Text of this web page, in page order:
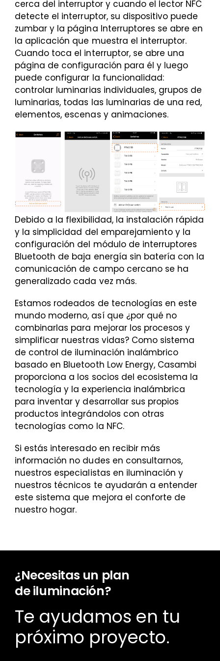
cerca del interruptor y cuando el lector NFC
detecte el interruptor, su dispositivo puede
zumbar y la página Interruptores se abre en
la aplicación que muestra el interruptor.
Cuando toca el interruptor, se abre una
página de configuración para él y luego
puede configurar la funcionalidad:
controlar luminarias individuales, grupos de
luminarias, todas las luminarias de una red,
elementos, escenas y animaciones.
Debido a la flexibilidad, la instalación rápida
y la simplicidad del emparejamiento y la
configuración del módulo de interruptores
Bluetooth de baja energía sin batería con la
comunicación de campo cercano se ha
generalizado cada vez más.
Estamos rodeados de tecnologías en este
mundo moderno, así que ¿por qué no
combinarlas para mejorar los procesos y
simplificar nuestras vidas? Como sistema
de control de iluminación inalámbrico
basado en Bluetooth Low Energy, Casambi
proporciona a los socios del ecosistema la
tecnología y la experiencia inalámbrica
para inventar y desarrollar sus propios
productos integrándolos con otras
tecnologías como la NFC.
Si estás interesado en recibir más
información no dudes en consultarnos,
nuestros especialistas en iluminación y
nuestros técnicos te ayudarán a entender
este sistema que mejora el conforte de
nuestro hogar.
¿Necesitas un plan
de iluminación?
Te ayudamos en tu
próximo proyecto.